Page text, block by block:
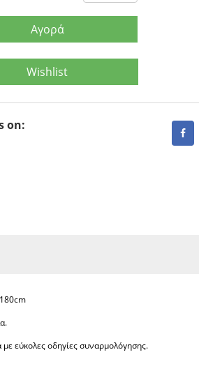
Αγορά
Wishlist
on:
εύκολες οδηγίες συναρμολόγησης.